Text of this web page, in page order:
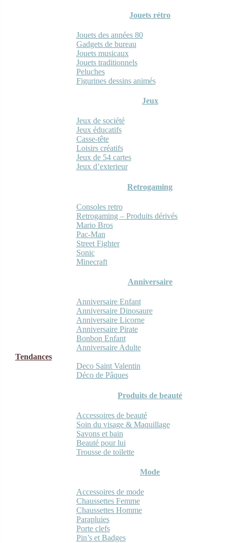
Jouets rétro
Jouets des années 80
Gadgets de bureau
Jouets musicaux
Jouets traditionnels
Peluches
Figurines dessins animés
Jeux
Jeux de société
Jeux éducatifs
Casse-tête
Loisirs créatifs
Jeux de 54 cartes
Jeux d’exterieur
Retrogaming
Consoles retro
Retrogaming – Produits dérivés
Mario Bros
Pac-Man
Street Fighter
Sonic
Minecraft
Anniversaire
Anniversaire Enfant
Anniversaire Dinosaure
Anniversaire Licorne
Anniversaire Pirate
Bonbon Enfant
Anniversaire Adulte
Tendances
Deco Saint Valentin
Déco de Pâques
Produits de beauté
Accessoires de beauté
Soin du visage & Maquillage
Savons et bain
Beauté pour lui
Trousse de toilette
Mode
Accessoires de mode
Chaussettes Femme
Chaussettes Homme
Parapluies
Porte clefs
Pin’s et Badges